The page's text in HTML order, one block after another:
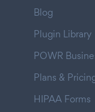
Blog
Plugin Library
POWR
Plans &
HIPAA Forms